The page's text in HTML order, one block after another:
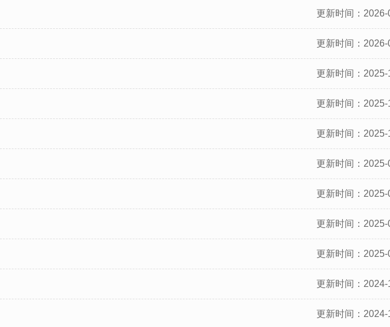
更新时间：2026-
更新时间：2026-
更新时间：2025-
更新时间：2025-
更新时间：2025-
更新时间：2025-
更新时间：2025-
更新时间：2025-
更新时间：2025-
更新时间：2024-
更新时间：2024-